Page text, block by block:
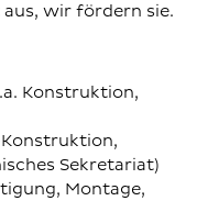
wir fördern sie.
Konstruktion,
Sekretariat)
Montage,